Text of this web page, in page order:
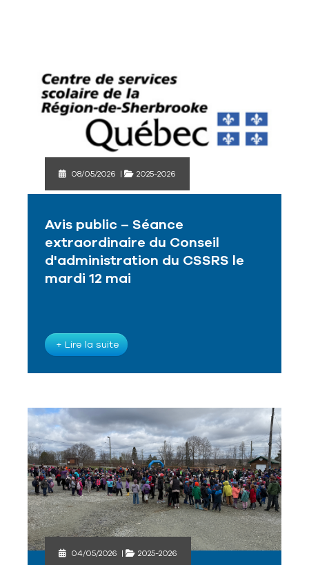
08/05/2026 | 2025-2026
Avis public – Séance
extraordinaire du Conseil
d'administration du CSSRS le
mardi 12 mai
+ Lire la suite
04/05/2026 | 2025-2026